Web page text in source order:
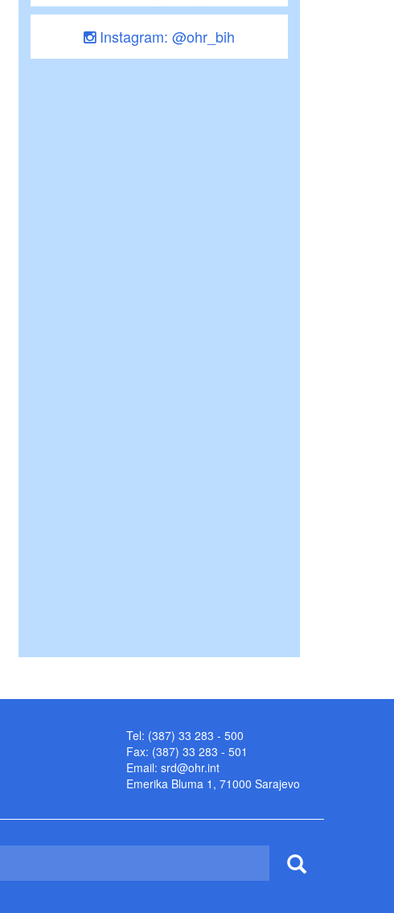
Instagram: @ohr_bih
Tel: (387) 33 283 - 500
Fax: (387) 33 283 - 501
Email: srd@ohr.int
Emerika Bluma 1, 71000 Sarajevo